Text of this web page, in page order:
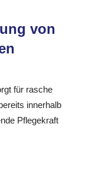
von
für rasche
innerhalb
Pflegekraft